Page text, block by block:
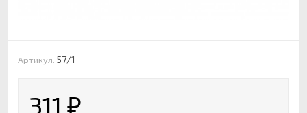
Артикул: 57/1
311 ₽